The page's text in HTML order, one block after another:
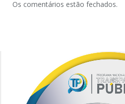
Os comentários estão fechados.